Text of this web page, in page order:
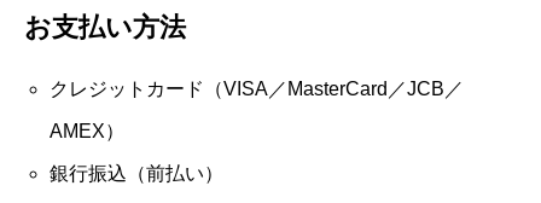
お支払い方法
クレジットカード（VISA／MasterCard／JCB／
AMEX）
銀行振込（前払い）